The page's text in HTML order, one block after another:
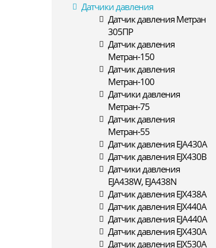
Датчики давления
Датчик давления Метран
305ПР
Датчик давления
Метран-150
Датчик давления
Метран-100
Датчики давления
Метран-75
Датчик давления
Метран-55
Датчик давления EJA430A
Датчик давления EJX430B
Датчики давления
EJA438W, EJA438N
Датчик давления EJX438A
Датчик давления EJX440A
Датчик давления EJA440A
Датчик давления EJX430A
Датчик давления EJX530A